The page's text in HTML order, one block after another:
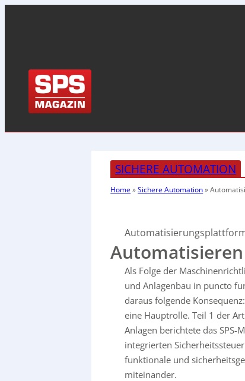
SICHERE AUTOMATION
Home»Sichere Automation»
Als Folge der
und Anlagenbau in puncto
daraus folgende
eine Hauptrolle. Teil 1 der
Anlagen berichtete das
integrierten
funktionale und
miteinander.